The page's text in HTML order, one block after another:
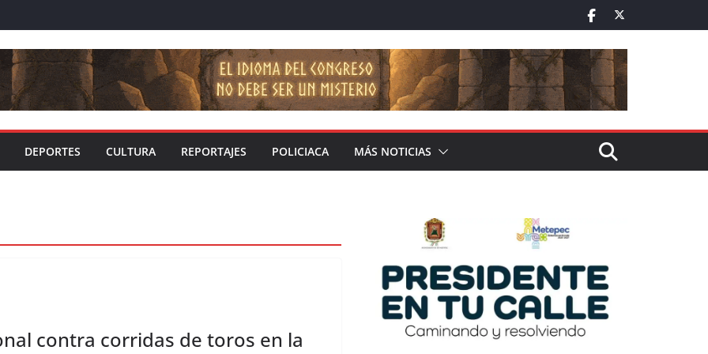
DEPORTES CULTURA REPORTAJES POLICIACA MÁS NOTICIAS
contra corridas de toros en la